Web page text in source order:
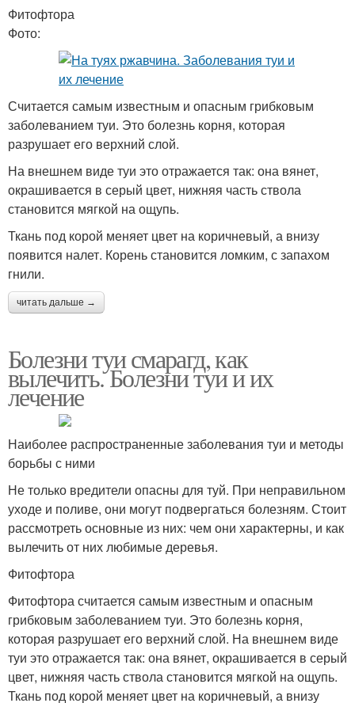
Фитофтора
Фото:
Считается самым известным и опасным грибковым
заболеванием туи. Это болезнь корня, которая
разрушает его верхний слой.
На внешнем виде туи это отражается так: она вянет,
окрашивается в серый цвет, нижняя часть ствола
становится мягкой на ощупь.
Ткань под корой меняет цвет на коричневый, а внизу
появится налет. Корень становится ломким, с запахом
гнили.
читать дальше →
Болезни туи смарагд, как
вылечить. Болезни туи и их
лечение
Наиболее распространенные заболевания туи и методы
борьбы с ними
Не только вредители опасны для туй. При неправильном
уходе и поливе, они могут подвергаться болезням. Стоит
рассмотреть основные из них: чем они характерны, и как
вылечить от них любимые деревья.
Фитофтора
Фитофтора считается самым известным и опасным
грибковым заболеванием туи. Это болезнь корня,
которая разрушает его верхний слой. На внешнем виде
туи это отражается так: она вянет, окрашивается в серый
цвет, нижняя часть ствола становится мягкой на ощупь.
Ткань под корой меняет цвет на коричневый, а внизу